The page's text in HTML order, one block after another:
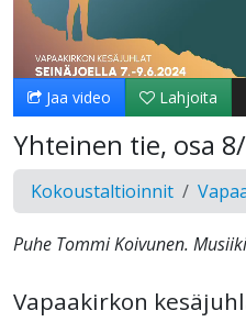
Jaa video Lahjoita
Yhteinen tie, osa
Kokoustaltioinnit
Puhe Tommi Koivunen.
Vapaakirkon